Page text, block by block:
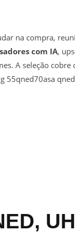
na compra,
com IA,
A seleção
55qned70asa